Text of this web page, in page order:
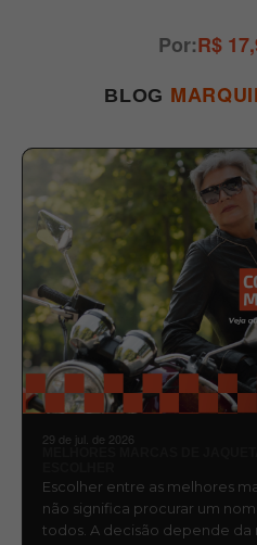
R$
BLOG
29 de jul. de 2026
Escolher entre as melhores
não significa procurar um
todos. A decisão depende da